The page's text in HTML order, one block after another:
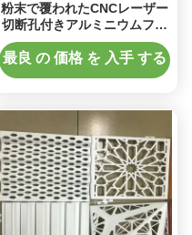
粉末で覆われたCNCレーザー
切断孔付きアルミニウムファ
サードパネル 1200x2400mm
最良 の 価格 を 入手 する